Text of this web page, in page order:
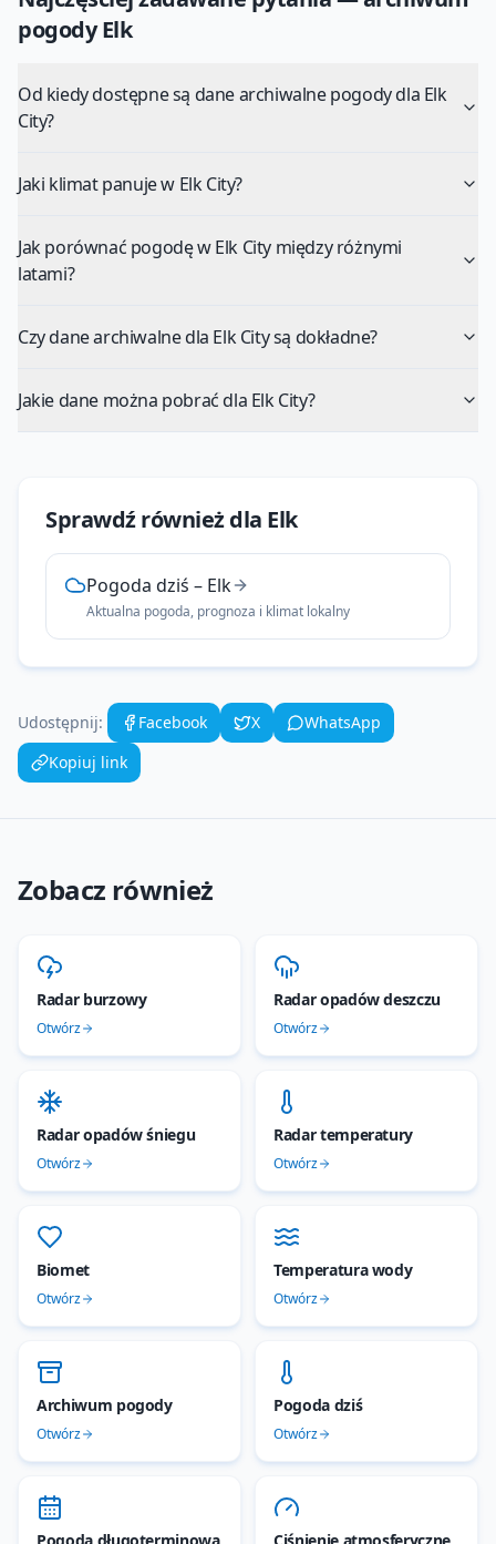
pogodyElk
Od kiedy dostępne są dane archiwalne pogody dla Elk
City?
Jaki klimat panuje w Elk City?
Jak porównać pogodę w Elk City między różnymi
latami?
Czy dane archiwalne dla Elk City są dokładne?
Jakie dane można pobrać dla Elk City?
Sprawdź również dla Elk
Pogoda dziś – Elk
Aktualna pogoda, prognoza i klimat lokalny
Udostępnij: Facebook X
WhatsApp
Kopiuj link
Zobacz również
Radar burzowy
Otwórz
Radar opadów deszczu
Otwórz
Radar opadów śniegu
Otwórz
Radar temperatury
Otwórz
Biomet
Otwórz
Temperatura wody
Otwórz
Archiwum pogody
Otwórz
Pogoda dziś
Otwórz